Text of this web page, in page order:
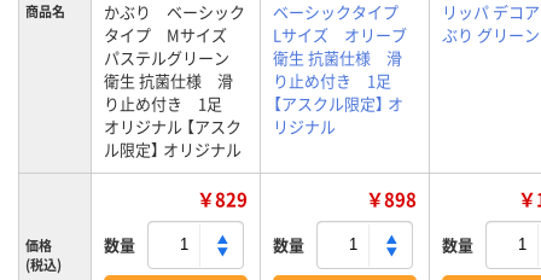
商品名
かぶり ベーシック
タイプ Mサイズ
パステルグリーン
衛生 抗菌仕様 滑
り止め付き 1足
オリジナル 【アスク
ル限定】 オリジナル
ベーシックタイプ
Lサイズ オリーブ
衛生 抗菌仕様 滑
り止め付き 1足
【アスクル限定】 オ
リジナル
リッパ デコ
ぶり グリー
価格
(税込)
￥829
数量
￥898
数量 数量